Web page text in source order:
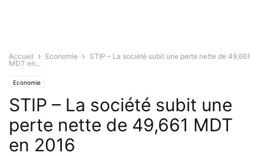
Accueil Economie
STIP – La société subit une perte nette de 49,661
MDT en...
Economie
STIP – La société subit une
perte nette de 49,661 MDT
en 2016